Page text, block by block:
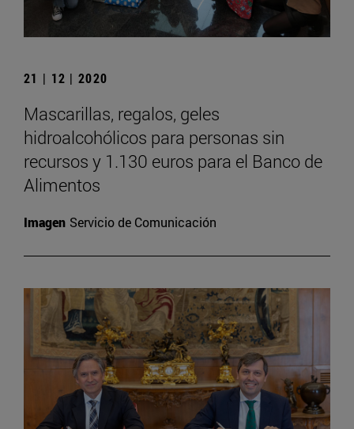
21 | 12 | 2020
Mascarillas, regalos, geles
hidroalcohólicos para personas sin
recursos y 1.130 euros para el Banco de
Alimentos
Imagen Servicio de Comunicación